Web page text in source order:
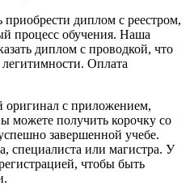
диплом с реестром,
процесс обучения. Наша
диплом с проводкой, что
Оплата
оригинал с приложением,
можете получить корочку со
завершенной учебе.
специалиста или магистра. У
чтобы быть